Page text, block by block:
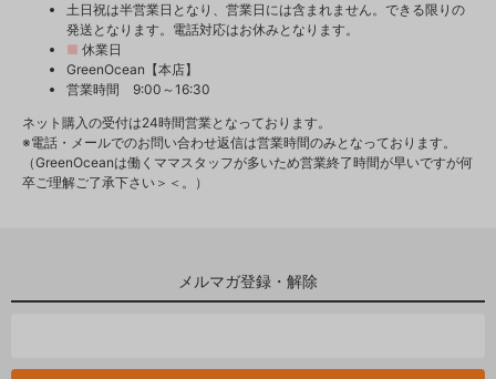
土日祝は半営業日となり、営業日には含まれません。できる限りの
発送となります。電話対応はお休みとなります。
■ 休業日
GreenOcean【本店】
営業時間 9:00～16:30
ネット購入の受付は24時間営業となっております。
※電話・メールでのお問い合わせ返信は営業時間のみとなっております。
（GreenOceanは働くママスタッフが多いため営業終了時間が早いですが何
卒ご理解ご了承下さい＞＜。）
メルマガ登録・解除